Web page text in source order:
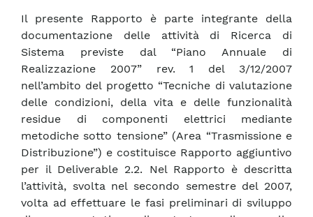
Il presente Rapporto è parte integrante della
documentazione delle attività di Ricerca di
Sistema previste dal “Piano Annuale di
Realizzazione 2007” rev. 1 del 3/12/2007
nell’ambito del progetto “Tecniche di valutazione
delle condizioni, della vita e delle funzionalità
residue di componenti elettrici mediante
metodiche sotto tensione” (Area “Trasmissione e
Distribuzione”) e costituisce Rapporto aggiuntivo
per il Deliverable 2.2. Nel Rapporto è descritta
l’attività, svolta nel secondo semestre del 2007,
volta ad effettuare le fasi preliminari di sviluppo